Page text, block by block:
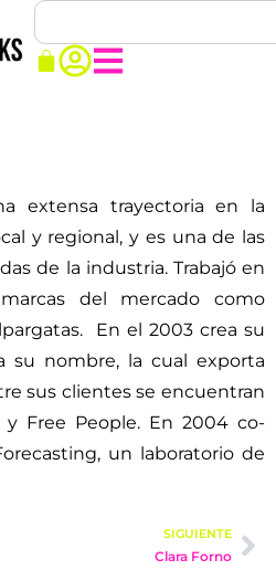
extensa trayectoria en la
y regional, y es una de las
de la industria. Trabajó en
del mercado como
En el 2003 crea su
su nombre, la cual exporta
sus clientes se encuentran
Free People. En 2004 co-
un laboratorio de
SIGUIENTE
Clara Forno